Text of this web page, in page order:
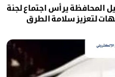
المحافظة يرأس اجتماع لجنة
لتعزيز سلامة الطرق